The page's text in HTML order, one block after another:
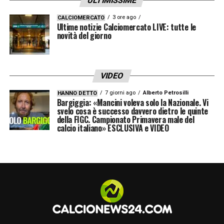
CALCIOMERCATO 3 ore ago
Ultime notizie Calciomercato LIVE: tutte le
novità del giorno
VIDEO
HANNO DETTO 7 giorni ago Alberto Petrosilli
Bargiggia: «Mancini voleva solo la Nazionale. Vi
svelo cosa è successo davvero dietro le quinte
della FIGC. Campionato Primavera male del
calcio italiano» ESCLUSIVA e VIDEO